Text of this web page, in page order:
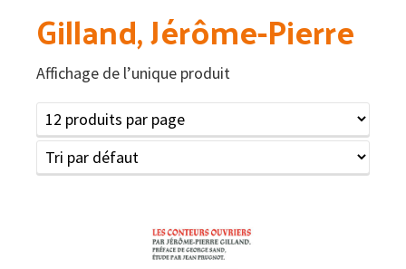
Gilland, Jérôme-Pierre
Affichage de l’unique produit